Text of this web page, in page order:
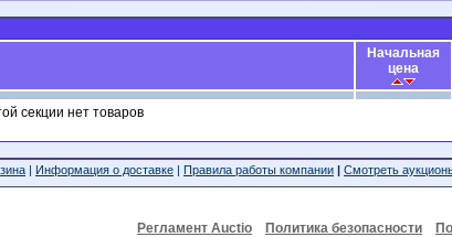
Начальная
цена
секции нет товаров
| Информация о доставке | Правила работы компании | Смотреть
Регламент Auctio
Политика безопасности